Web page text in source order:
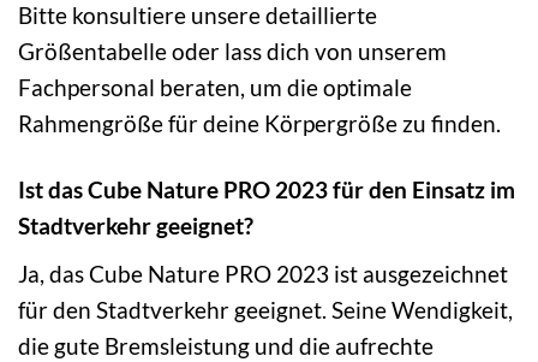
Bitte konsultiere unsere detaillierte
Größentabelle oder lass dich von unserem
Fachpersonal beraten, um die optimale
Rahmengröße für deine Körpergröße zu finden.
Ist das Cube Nature PRO 2023 für den Einsatz im
Stadtverkehr geeignet?
Ja, das Cube Nature PRO 2023 ist ausgezeichnet
für den Stadtverkehr geeignet. Seine Wendigkeit,
die gute Bremsleistung und die aufrechte